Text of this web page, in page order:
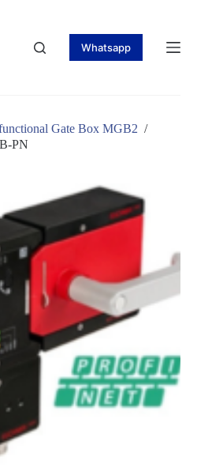
Whatsapp
Gate Box MGB2 /
PN